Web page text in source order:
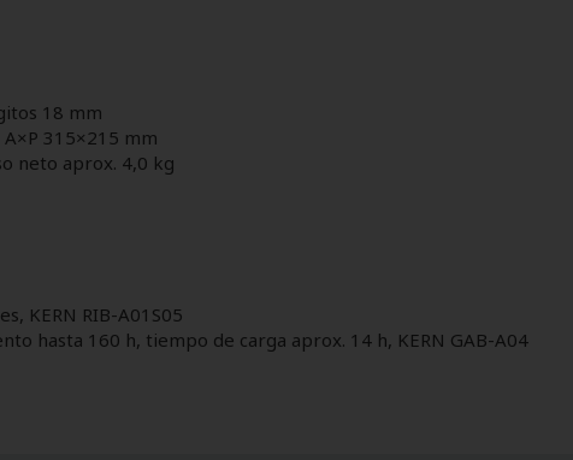
18 mm
315×215 mm
neto aprox. 4,0 kg
KERN RIB-A01S05
hasta 160 h, tiempo de carga aprox. 14 h, KERN GAB-A04